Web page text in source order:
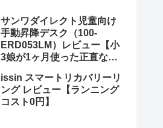
サンワダイレクト児童向け
手動昇降デスク（100-
ERD053LM）レビュー【小
3娘が1ヶ月使った正直な感
issin スマートリカバリーリ
ング レビュー【ランニング
コスト0円】